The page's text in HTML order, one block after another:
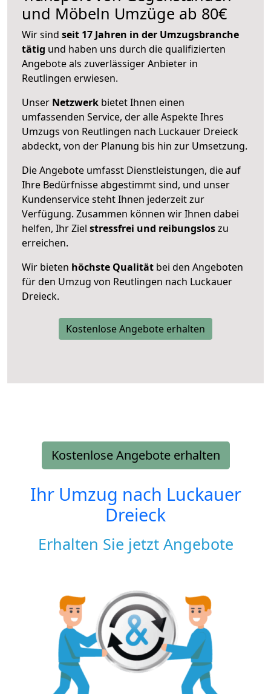
und Möbeln Umzüge ab 80€
Wir sind seit 17 Jahren in der Umzugsbranche
tätig und haben uns durch die qualifizierten
Angebote als zuverlässiger Anbieter in
Reutlingen erwiesen.
Unser Netzwerk bietet Ihnen einen
umfassenden Service, der alle Aspekte Ihres
Umzugs von Reutlingen nach Luckauer Dreieck
abdeckt, von der Planung bis hin zur Umsetzung.
Die Angebote umfasst Dienstleistungen, die auf
Ihre Bedürfnisse abgestimmt sind, und unser
Kundenservice steht Ihnen jederzeit zur
Verfügung. Zusammen können wir Ihnen dabei
helfen, Ihr Ziel stressfrei und reibungsloszu
erreichen.
Wir bieten höchste Qualität bei den Angeboten
für den Umzug von Reutlingen nach Luckauer
Dreieck.
Kostenlose Angebote erhalten
Kostenlose Angebote erhalten
Ihr Umzug nach Luckauer
Dreieck
Erhalten Sie jetzt Angebote